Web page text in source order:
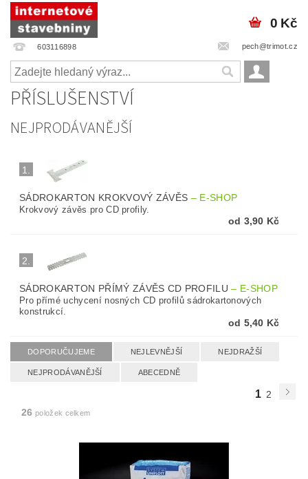
603116898 pech@trimot.cz
0 Kč
PŘÍSLUŠENSTVÍ
NEJPRODÁVANĚJŠÍ
1.
SÁDROKARTON KROKVOVÝ ZÁVĚS – E-SHOP
Krokvový závěs pro CD profily.
od 3,90 Kč
2.
SÁDROKARTON PŘÍMÝ ZÁVĚS CD PROFILU– E-SHOP
Pro přímé uchycení nosných CD profilů sádrokartonových
konstrukcí.
od 5,40 Kč
DOPORUČUJEME NEJLEVNĚJŠÍ NEJDRAŽŠÍ
NEJPRODÁVANĚJŠÍ ABECEDNĚ
1 2
26 položek celkem